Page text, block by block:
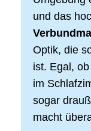
und das
Optik, die
ist. Egal,
im
sogar
macht